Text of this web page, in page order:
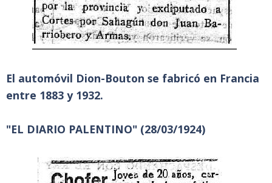
El automóvil Dion-Bouton se fabricó en Francia
entre 1883 y 1932.
"EL DIARIO PALENTINO" (28/03/1924)